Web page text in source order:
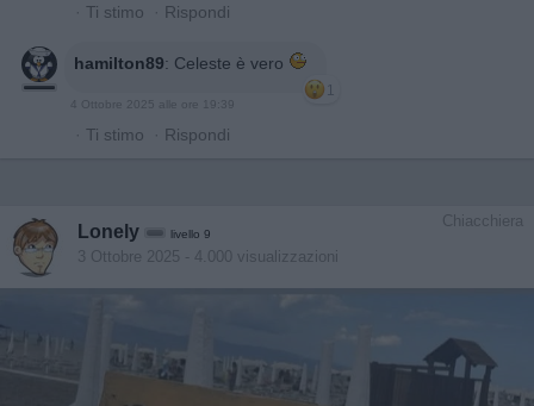
· Ti stimo · Rispondi
hamilton89: Celeste è vero
1
4 Ottobre 2025 alle ore 19:39
· Ti stimo · Rispondi
Chiacchiera
Lonely livello 9
3 Ottobre 2025 - 4.000 visualizzazioni